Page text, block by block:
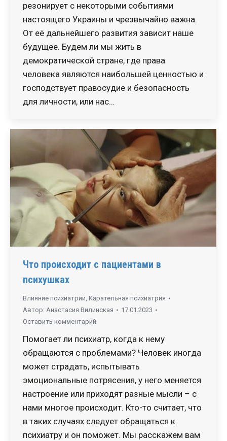
резонирует с некоторыми событиями
настоящего Украины и чрезвычайно важна.
От её дальнейшего развития зависит наше
будущее. Будем ли мы жить в
демократической стране, где права
человека являются наибольшей ценностью и
господствует правосудие и безопасность
для личности, или нас…
Что происходит с пациентами в
психушках
Влияние психиатрии, Карательная психиатрия
Автор: Анастасия Вилинская
17.01.2023
Оставить комментарий
Помогает ли психиатр, когда к нему
обращаются с проблемами? Человек иногда
может страдать, испытывать
эмоциональные потрясения, у него меняется
настроение или приходят разные мысли – с
нами многое происходит. Кто-то считает, что
в таких случаях следует обращаться к
психиатру и он поможет. Мы расскажем вам